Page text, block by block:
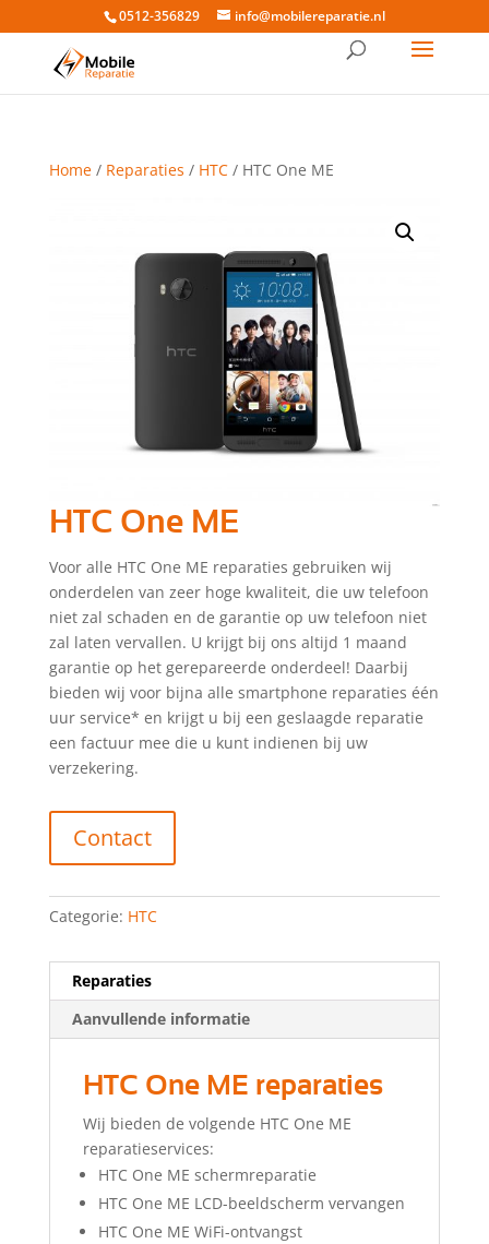
0512-356829 info@mobilereparatie.nl
Home/ Reparaties / HTC/ HTC One ME
HTC One ME
Voor alle HTC One ME reparaties gebruiken wij
onderdelen van zeer hoge kwaliteit, die uw telefoon
niet zal schaden en de garantie op uw telefoon niet
zal laten vervallen. U krijgt bij ons altijd 1 maand
garantie op het gerepareerde onderdeel! Daarbij
bieden wij voor bijna alle smartphone reparaties één
uur service* en krijgt u bij een geslaagde reparatie
een factuur mee die u kunt indienen bij uw
verzekering.
Contact
Categorie: HTC
Reparaties
Aanvullende informatie
HTC One ME reparaties
Wij bieden de volgende HTC One ME
reparatieservices:
HTC One ME schermreparatie
HTC One ME LCD-beeldscherm vervangen
HTC One ME WiFi-ontvangst